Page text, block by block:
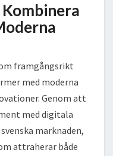
framgångsrikt
med moderna
Genom att
med digitala
marknaden,
attraherar både